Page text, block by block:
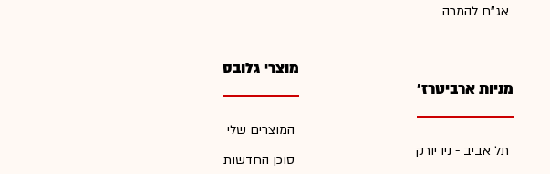
אג"ח להמרה
מניות ארביטרז'
תל אביב - ניו יורק
מוצרי גלובס
המוצרים שלי
סוכן החדשות